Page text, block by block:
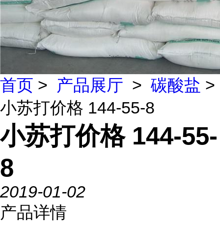
首页 > 产品展厅 > 碳酸盐 >
小苏打价格 144-55-8
小苏打价格 144-55-
8
2019-01-02
产品详情